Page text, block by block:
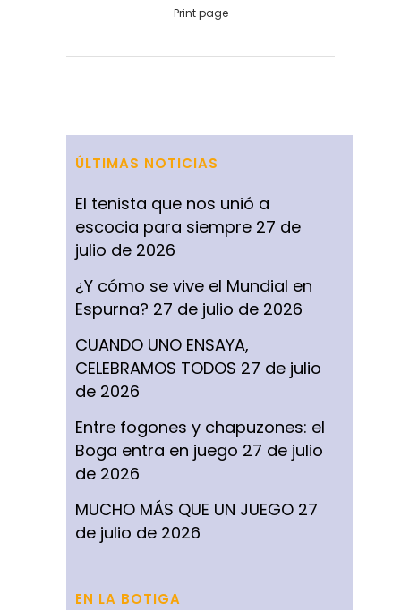
Print page
ÚLTIMAS NOTICIAS
El tenista que nos unió a
escocia para siempre 27 de
julio de 2026
¿Y cómo se vive el Mundial en
Espurna? 27 de julio de 2026
CUANDO UNO ENSAYA,
CELEBRAMOS TODOS 27 de julio
de 2026
Entre fogones y chapuzones: el
Boga entra en juego 27 de julio
de 2026
MUCHO MÁS QUE UN JUEGO 27
de julio de 2026
EN LA BOTIGA